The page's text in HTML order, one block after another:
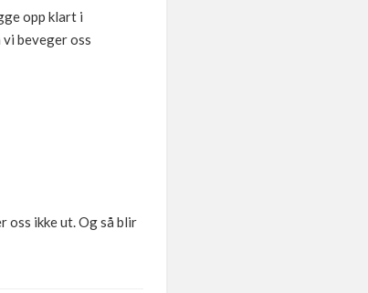
opp klart i
beveger oss
oss ikke ut. Og så blir